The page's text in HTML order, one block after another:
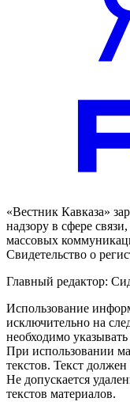
«Вестник Кавказа»
надзору в сфере
массовых
Свидетельство о
Главный редактор:
Использование
исключительно на
необходимо
При использовании
текстов. Текст
Не допускается
текстов материалов.